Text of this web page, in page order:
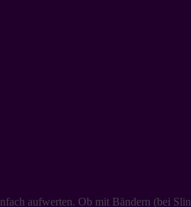
aufwerten. Ob mit Bändern (bei